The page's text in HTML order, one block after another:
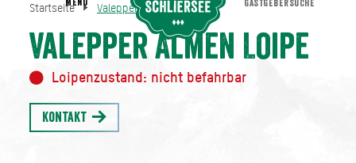
Startseite Valepper Almen Loipe
Valepper Almen Loipe
Loipenzustand: nicht befahrbar
Kontakt
Startseite Valepper Almen Loipe
MENU GASTGEBERSUCHE